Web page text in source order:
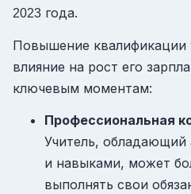
2023 года.
Повышение квалификации
влияние на рост его
ключевым моментам:
Профессиональная
Учитель, обладающий
и навыками, может
выполнять свои